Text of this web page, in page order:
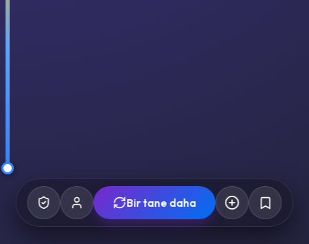
Bir tane daha